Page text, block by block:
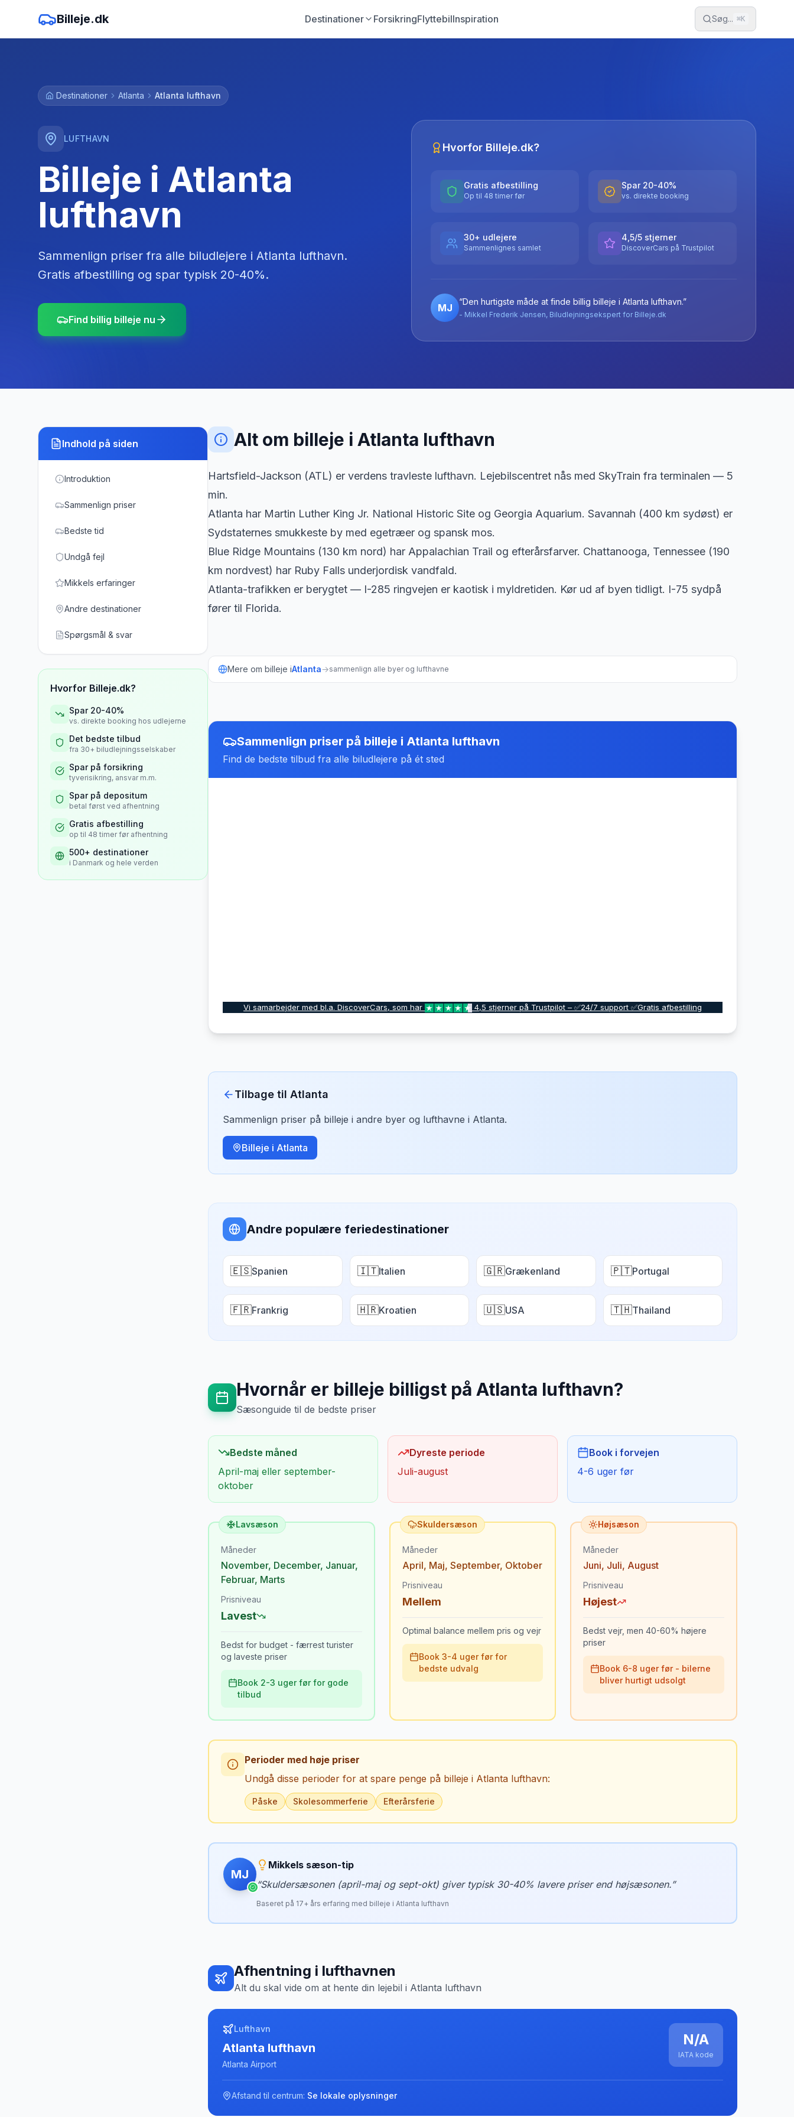
Billeje.dk Destinationer ForsikringFlyttebilInspiration Søg... ⌘K
Destinationer Atlanta Atlanta lufthavn
LUFTHAVN
Billeje i Atlanta
lufthavn
Sammenlign priser fra alle biludlejere i Atlanta lufthavn.
Gratis afbestilling og spar typisk 20-40%.
Find billig billeje nu
Hvorfor Billeje.dk?
Gratis afbestilling
Op til 48 timer før
Spar 20-40%
vs. direkte booking
30+ udlejere
Sammenlignes samlet
4,5/5 stjerner
DiscoverCars på Trustpilot
MJ
“Den hurtigste måde at finde billig billeje i Atlanta lufthavn.”
- Mikkel Frederik Jensen, Biludlejningsekspert for Billeje.dk
Indhold på siden
Introduktion
Sammenlign priser
Bedste tid
Undgå fejl
Mikkels erfaringer
Andre destinationer
Spørgsmål & svar
Hvorfor Billeje.dk?
Spar 20-40%
vs. direkte booking hos udlejerne
Det bedste tilbud
fra 30+ biludlejningsselskaber
Spar på forsikring
tyverisikring, ansvar m.m.
Spar på depositum
betal først ved afhentning
Gratis afbestilling
op til 48 timer før afhentning
500+ destinationer
i Danmark og hele verden
Alt om billeje i Atlanta lufthavn
Hartsfield-Jackson (ATL) er verdens travleste lufthavn. Lejebilscentret nås med SkyTrain fra terminalen — 5
min.
Atlanta har Martin Luther King Jr. National Historic Site og Georgia Aquarium. Savannah (400 km sydøst) er
Sydstaternes smukkeste by med egetræer og spansk mos.
Blue Ridge Mountains (130 km nord) har Appalachian Trail og efterårsfarver. Chattanooga, Tennessee (190
km nordvest) har Ruby Falls underjordisk vandfald.
Atlanta-trafikken er berygtet — I-285 ringvejen er kaotisk i myldretiden. Kør ud af byen tidligt. I-75 sydpå
fører til Florida.
Mere om billeje iAtlanta→sammenlign alle byer og lufthavne
Sammenlign priser på billeje i Atlanta lufthavn
Find de bedste tilbud fra alle biludlejere på ét sted
Vi samarbejder med bl.a. DiscoverCars, som har 4,5 stjerner på Trustpilot – ✅24/7 support ✅Gratis afbestilling
Tilbage til Atlanta
Sammenlign priser på billeje i andre byer og lufthavne i Atlanta.
Billeje i Atlanta
Andre populære feriedestinationer
🇪🇸Spanien 🇮🇹Italien 🇬🇷Grækenland 🇵🇹Portugal
🇫🇷Frankrig 🇭🇷Kroatien 🇺🇸USA 🇹🇭Thailand
Hvornår er billeje billigst på Atlanta lufthavn?
Sæsonguide til de bedste priser
Bedste måned
April-maj eller september-
oktober
Dyreste periode
Juli-august
Book i forvejen
4-6 uger før
Lavsæson
Måneder
November, December, Januar,
Februar, Marts
Prisniveau
Lavest
Bedst for budget - færrest turister
og laveste priser
Book 2-3 uger før for gode
tilbud
Skuldersæson
Måneder
April, Maj, September, Oktober
Prisniveau
Mellem
Optimal balance mellem pris og vejr
Book 3-4 uger før for
bedste udvalg
Højsæson
Måneder
Juni, Juli, August
Prisniveau
Højest
Bedst vejr, men 40-60% højere
priser
Book 6-8 uger før - bilerne
bliver hurtigt udsolgt
Perioder med høje priser
Undgå disse perioder for at spare penge på billeje i Atlanta lufthavn:
Påske Skolesommerferie Efterårsferie
MJ
Mikkels sæson-tip
“Skuldersæsonen (april-maj og sept-okt) giver typisk 30-40% lavere priser end højsæsonen.”
Baseret på 17+ års erfaring med billeje i Atlanta lufthavn
Afhentning i lufthavnen
Alt du skal vide om at hente din lejebil i Atlanta lufthavn
Lufthavn
Atlanta lufthavn
Atlanta Airport
N/A
IATA kode
Afstand til centrum: Se lokale oplysninger